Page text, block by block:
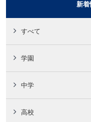
新着
すべて
学園
中学
高校